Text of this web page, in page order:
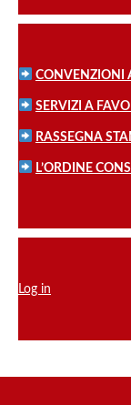
CONVENZIONI
SERVIZI A
RASSEGNA
L’ORDINE
Log in